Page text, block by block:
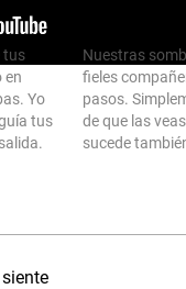
tus
en
Yo
tus
Nuestras
fieles
pasos.
de que las
sucede